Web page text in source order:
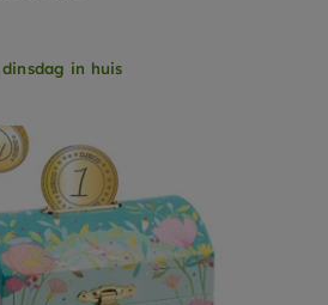
dinsdag in huis